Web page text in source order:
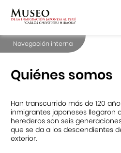
Nosotros
Inmigración Japonesa
Actividades
Servicios
Navegación interna
Quiénes somos
Han transcurrido más de 120
inmigrantes japoneses llegaron
herederos son seis
que se da a los descendientes
exterior.